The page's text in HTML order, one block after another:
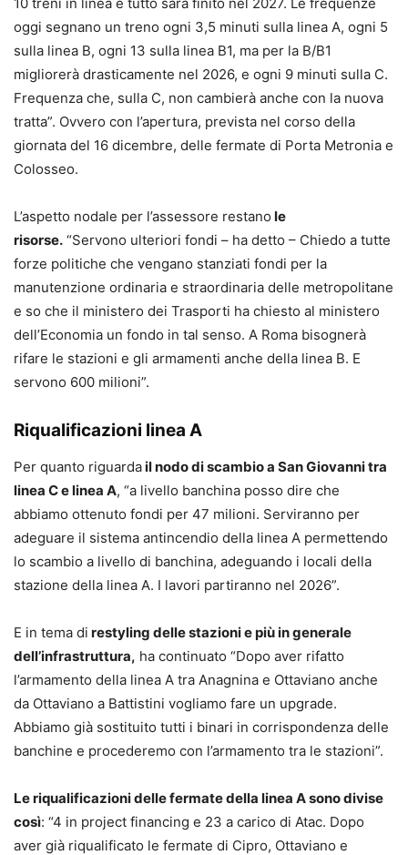
oggi segnano un treno ogni 3,5 minuti sulla linea A, ogni 5
sulla linea B, ogni 13 sulla linea B1, ma per la B/B1
migliorerà drasticamente nel 2026, e ogni 9 minuti sulla C.
Frequenza che, sulla C, non cambierà anche con la nuova
tratta”. Ovvero con l’apertura, prevista nel corso della
giornata del 16 dicembre, delle fermate di Porta Metronia e
Colosseo.
L’aspetto nodale per l’assessore restano le
risorse. “Servono ulteriori fondi – ha detto – Chiedo a tutte
forze politiche che vengano stanziati fondi per la
manutenzione ordinaria e straordinaria delle metropolitane
e so che il ministero dei Trasporti ha chiesto al ministero
dell’Economia un fondo in tal senso. A Roma bisognerà
rifare le stazioni e gli armamenti anche della linea B. E
servono 600 milioni”.
Riqualificazioni linea A
Per quanto riguardail nodo di scambio a San Giovanni tra
linea C e linea A, “a livello banchina posso dire che
abbiamo ottenuto fondi per 47 milioni. Serviranno per
adeguare il sistema antincendio della linea A permettendo
lo scambio a livello di banchina, adeguando i locali della
stazione della linea A. I lavori partiranno nel 2026”.
E in tema di restyling delle stazioni e più in generale
dell’infrastruttura, ha continuato “Dopo aver rifatto
l’armamento della linea A tra Anagnina e Ottaviano anche
da Ottaviano a Battistini vogliamo fare un upgrade.
Abbiamo già sostituito tutti i binari in corrispondenza delle
banchine e procederemo con l’armamento tra le stazioni”.
Le riqualificazioni delle fermate della linea A sono divise
così: “4 in project financing e 23 a carico di Atac. Dopo
aver già riqualificato le fermate di Cipro, Ottaviano e